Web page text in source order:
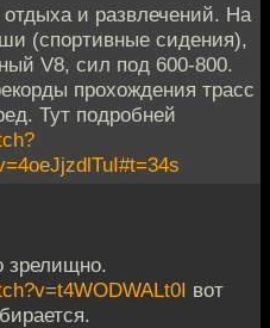
и развлечений. На
(спортивные сидения),
V8, сил под 600-800.
прохождения трасс
Тут подробней
зрелищно.
вот